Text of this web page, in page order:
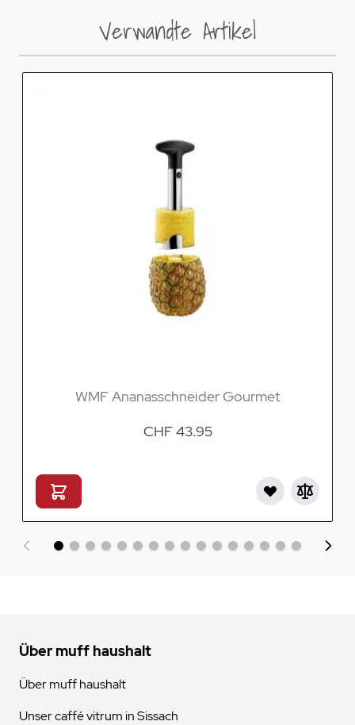
Verwandte Artikel
WMF Ananasschneider Gourmet
CHF 43.95
Über muff haushalt
Über muff haushalt
Unser caffé vitrum in Sissach